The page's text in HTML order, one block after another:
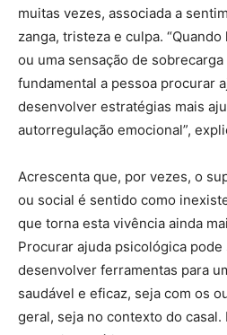
muitas vezes, associada a
zanga, tristeza e culpa.
ou uma sensação de
fundamental a pessoa procurar
desenvolver estratégias mais
autorregulação emocional”,
Acrescenta que, por vezes, o
ou social é sentido como
que torna esta vivência ainda
Procurar ajuda psicológica
desenvolver ferramentas para
saudável e eficaz, seja com os
geral, seja no contexto do casal.